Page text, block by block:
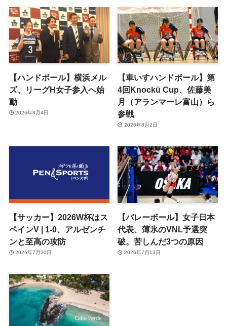
【ハンドボール】横浜メル
ズ、リーグH女子参入へ始
動
2026年8月4日
【車いすハンドボール】第
4回Knockü Cup、佐藤美
月（アランマーレ富山）ら
参戦
2026年8月2日
【サッカー】2026W杯はス
ペインV | 1-0、アルゼンチ
ンと至高の攻防
2026年7月20日
【バレーボール】女子日本
代表、薄氷のVNL予選突
破。苦しんだ3つの原因
2026年7月13日